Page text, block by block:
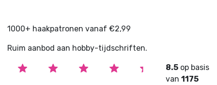
1000+ haakpatronen vanaf €2,99
Ruim aanbod aan hobby-tijdschriften.
8.5 op basis
van1175